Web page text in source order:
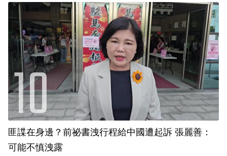
匪諜在身邊？前祕書洩行程給中國遭起訴 張麗善：
可能不慎洩露